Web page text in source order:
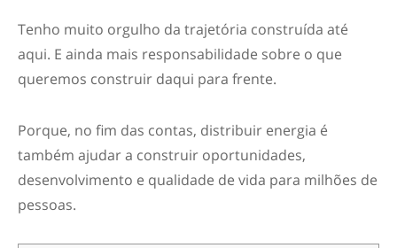
Tenho muito orgulho da trajetória construída até
aqui. E ainda mais responsabilidade sobre o que
queremos construir daqui para frente.
Porque, no fim das contas, distribuir energia é
também ajudar a construir oportunidades,
desenvolvimento e qualidade de vida para milhões de
pessoas.